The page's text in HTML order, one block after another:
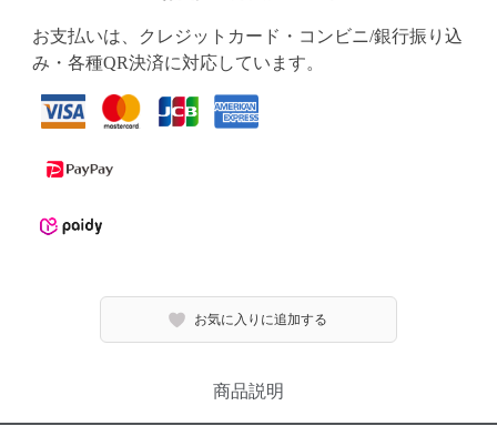
お支払いは、クレジットカード・コンビニ/銀行振り込
み・各種QR決済に対応しています。
お気に入りに追加する
商品説明